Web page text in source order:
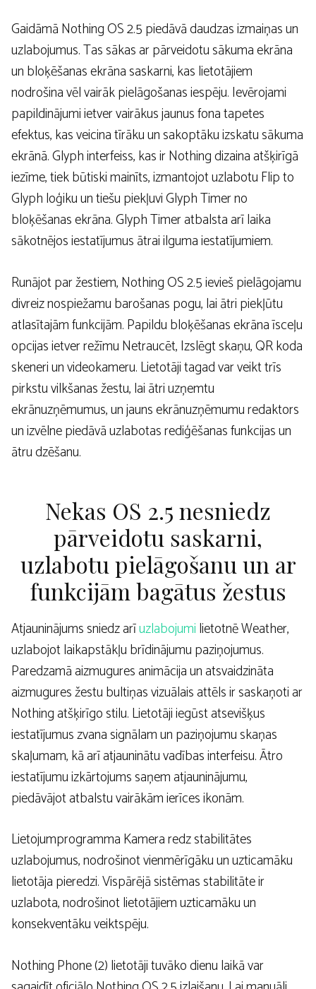
Gaidāmā Nothing OS 2.5 piedāvā daudzas izmaiņas un
uzlabojumus. Tas sākas ar pārveidotu sākuma ekrāna
un bloķēšanas ekrāna saskarni, kas lietotājiem
nodrošina vēl vairāk pielāgošanas iespēju. Ievērojami
papildinājumi ietver vairākus jaunus fona tapetes
efektus, kas veicina tīrāku un sakoptāku izskatu sākuma
ekrānā. Glyph interfeiss, kas ir Nothing dizaina atšķirīgā
iezīme, tiek būtiski mainīts, izmantojot uzlabotu Flip to
Glyph loģiku un tiešu piekļuvi Glyph Timer no
bloķēšanas ekrāna. Glyph Timer atbalsta arī laika
sākotnējos iestatījumus ātrai ilguma iestatījumiem.
Runājot par žestiem, Nothing OS 2.5 ievieš pielāgojamu
divreiz nospiežamu barošanas pogu, lai ātri piekļūtu
atlasītajām funkcijām. Papildu bloķēšanas ekrāna īsceļu
opcijas ietver režīmu Netraucēt, Izslēgt skaņu, QR koda
skeneri un videokameru. Lietotāji tagad var veikt trīs
pirkstu vilkšanas žestu, lai ātri uzņemtu
ekrānuzņēmumus, un jauns ekrānuzņēmumu redaktors
un izvēlne piedāvā uzlabotas rediģēšanas funkcijas un
ātru dzēšanu.
Nekas OS 2.5 nesniedz
pārveidotu saskarni,
uzlabotu pielāgošanu un ar
funkcijām bagātus žestus
Atjauninājums sniedz arīuzlabojumilietotnē Weather,
uzlabojot laikapstākļu brīdinājumu paziņojumus.
Paredzamā aizmugures animācija un atsvaidzināta
aizmugures žestu bultiņas vizuālais attēls ir saskaņoti ar
Nothing atšķirīgo stilu. Lietotāji iegūst atsevišķus
iestatījumus zvana signālam un paziņojumu skaņas
skaļumam, kā arī atjauninātu vadības interfeisu. Ātro
iestatījumu izkārtojums saņem atjauninājumu,
piedāvājot atbalstu vairākām ierīces ikonām.
Lietojumprogramma Kamera redz stabilitātes
uzlabojumus, nodrošinot vienmērīgāku un uzticamāku
lietotāja pieredzi. Vispārējā sistēmas stabilitāte ir
uzlabota, nodrošinot lietotājiem uzticamāku un
konsekventāku veiktspēju.
Nothing Phone (2) lietotāji tuvāko dienu laikā var